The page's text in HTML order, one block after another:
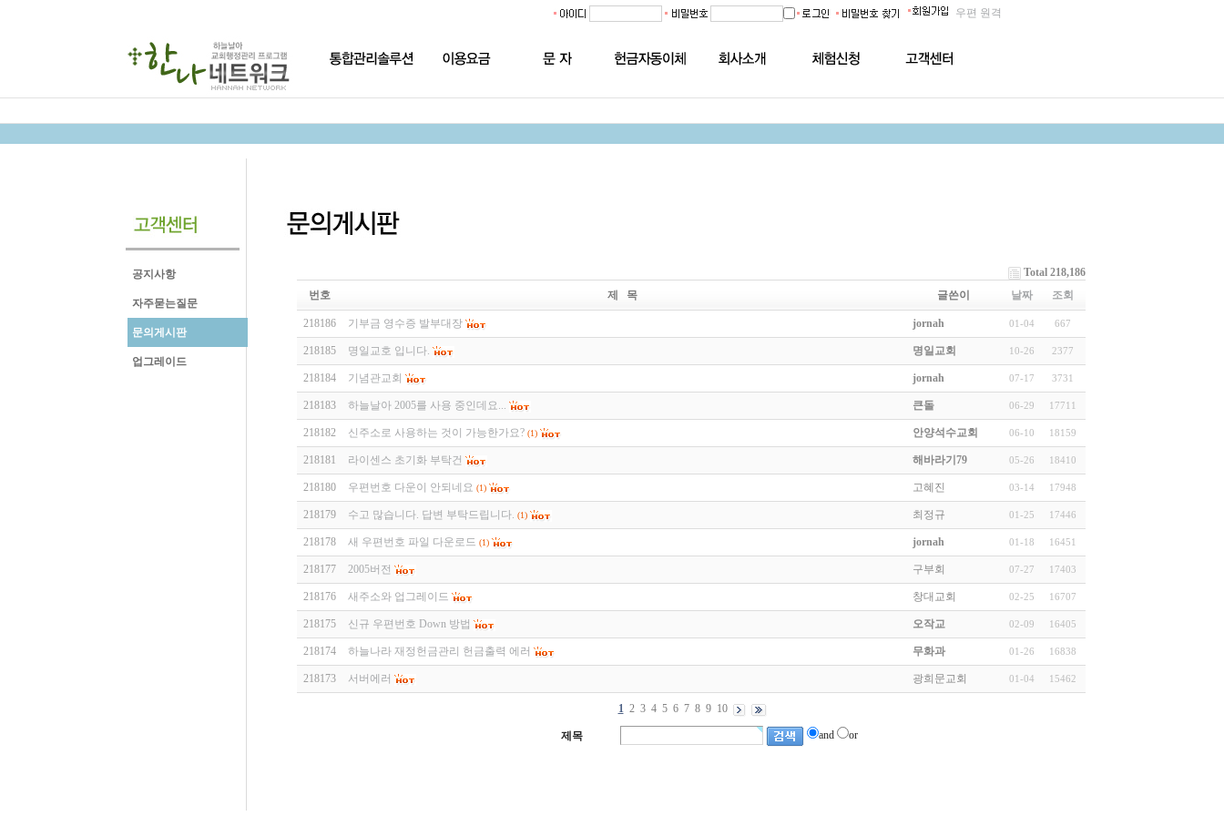
우편 원격
공지사항
자주묻는질문
문의게시판
업그레이드
Total 218,186
번호
제 목 글쓴이 날짜 조회
218186 기부금 영수증 발부대장 jornah 01-04 667
218185 명일교호 입니다. 명일교회 10-26 2377
218184 기념관교회 jornah 07-17 3731
218183 하늘날아 2005를 사용 중인데요... 큰돌 06-29 17711
218182 신주소로 사용하는 것이 가능한가요? (1) 안양석수교회 06-10 18159
218181 라이센스 초기화 부탁건 해바라기79 05-26 18410
218180 우편번호 다운이 안되네요 (1) 고혜진 03-14 17948
218179 수고 많습니다. 답변 부탁드립니다. (1) 최정규 01-25 17446
218178 새 우편번호 파일 다운로드 (1) jornah 01-18 16451
218177 2005버전 구부회 07-27 17403
218176 새주소와 업그레이드 창대교회 02-25 16707
218175 신규 우편번호 Down 방법 오작교 02-09 16405
218174 하늘나라 재정헌금관리 헌금출력 에러 무화과 01-26 16838
218173 서버에러 광희문교회 01-04 15462
1 2 3 4 5 6 7 8 9 10
제목 and or